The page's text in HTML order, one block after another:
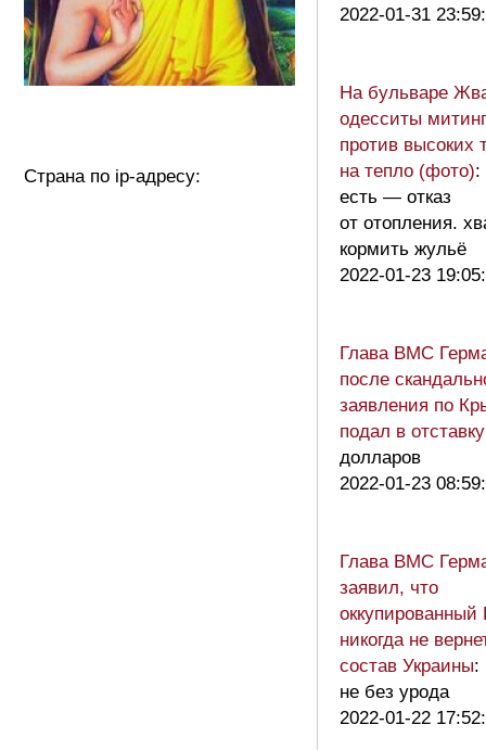
Страна по ip-адресу:
2022-01-31
На бульваре
одесситы
против высоких
на тепло (фото):
есть — отказ
от отопления.
кормить жульё
2022-01-23
Глава ВМС
после
заявления по
подал в
долларов
2022-01-23
Глава ВМС
заявил, что
никогда не
состав Украины:
не без урода
2022-01-22